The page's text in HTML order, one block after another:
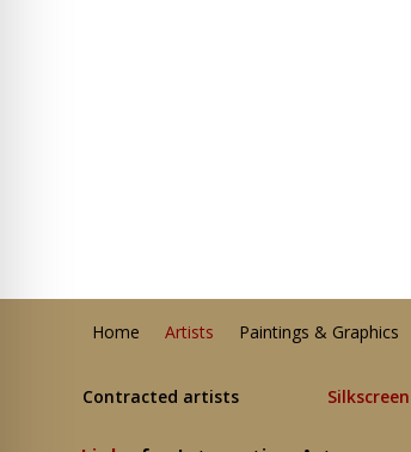
Home Artists Paintings & Graphics
Contracted artists